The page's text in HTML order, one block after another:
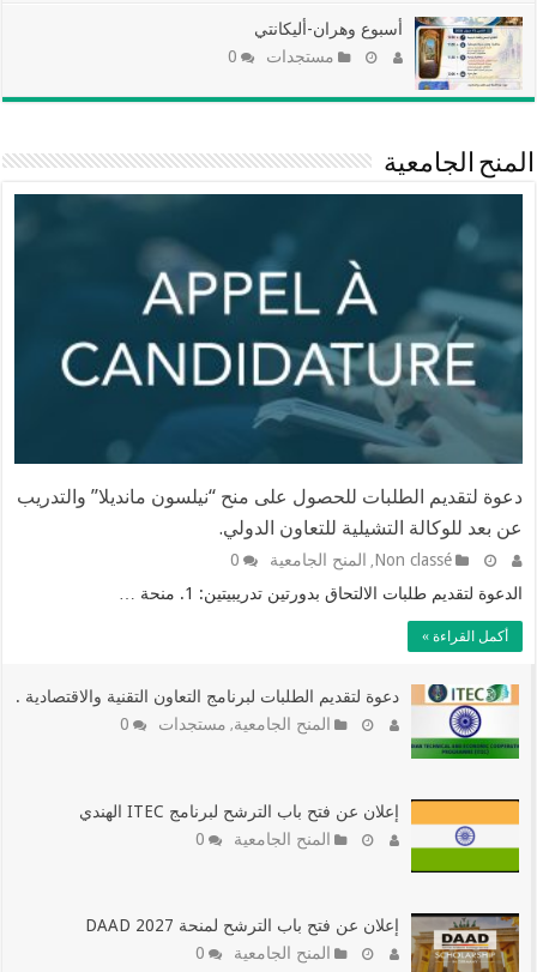
أسبوع وهران-أليكانتي
مستجدات
0
المنح الجامعية
دعوة لتقديم الطلبات للحصول على منح “نيلسون مانديلا” والتدريب
عن بعد للوكالة التشيلية للتعاون الدولي.
Non classé
, المنح الجامعية
0
الدعوة لتقديم طلبات الالتحاق بدورتين تدريبيتين: 1. منحة …
أكمل القراءة »
دعوة لتقديم الطلبات لبرنامج التعاون التقنية والاقتصادية .
المنح الجامعية, مستجدات 0
إعلان عن فتح باب الترشح لبرنامج ITEC الهندي
المنح الجامعية
0
إعلان عن فتح باب الترشح لمنحة DAAD 2027
المنح الجامعية
0